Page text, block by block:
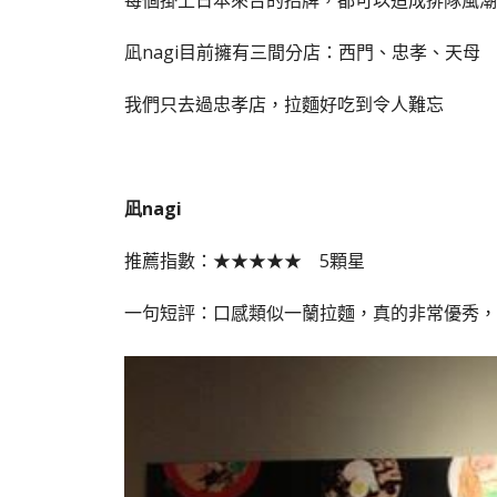
凪nagi目前擁有三間分店：西門、忠孝、天母
我們只去過忠孝店，拉麵好吃到令人難忘
凪nagi
推薦指數：★★★★★ 5顆星
一句短評：口感類似一蘭拉麵，真的非常優秀